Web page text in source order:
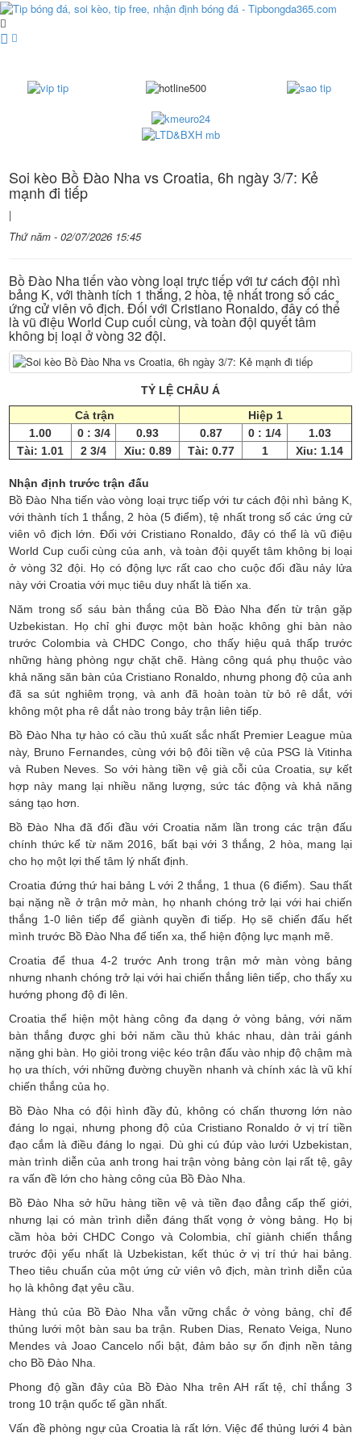
Soi kèo Bồ Đào Nha vs Croatia, 6h ngày 3/7: Kẻ
mạnh đi tiếp
|
Thứ năm - 02/07/2026 15:45
Bồ Đào Nha tiến vào vòng loại trực tiếp với tư cách đội nhì
bảng K, với thành tích 1 thắng, 2 hòa, tệ nhất trong số các
ứng cử viên vô địch. Đối với Cristiano Ronaldo, đây có thể
là vũ điệu World Cup cuối cùng, và toàn đội quyết tâm
không bị loại ở vòng 32 đội.
TỶ LỆ CHÂU Á
Cả trận
Hiệp 1
1.00
0 : 3/4 0.93 0.87 0 : 1/4
1.03
Tài: 1.01
2 3/4 Xỉu: 0.89 Tài: 0.77 1 Xỉu: 1.14
Nhận định trước trận đấu
Bồ Đào Nha tiến vào vòng loại trực tiếp với tư cách đội nhì bảng K,
với thành tích 1 thắng, 2 hòa (5 điểm), tệ nhất trong số các ứng cử
viên vô địch lớn. Đối với Cristiano Ronaldo, đây có thể là vũ điệu
World Cup cuối cùng của anh, và toàn đội quyết tâm không bị loại
ở vòng 32 đội. Họ có động lực rất cao cho cuộc đối đầu nảy lửa
này với Croatia với mục tiêu duy nhất là tiến xa.
Năm trong số sáu bàn thắng của Bồ Đào Nha đến từ trận gặp
Uzbekistan. Họ chỉ ghi được một bàn hoặc không ghi bàn nào
trước Colombia và CHDC Congo, cho thấy hiệu quả thấp trước
những hàng phòng ngự chặt chẽ. Hàng công quá phụ thuộc vào
khả năng săn bàn của Cristiano Ronaldo, nhưng phong độ của anh
đã sa sút nghiêm trọng, và anh đã hoàn toàn từ bỏ rê dắt, với
không một pha rê dắt nào trong bảy trận liên tiếp.
Bồ Đào Nha tự hào có cầu thủ xuất sắc nhất Premier League mùa
này, Bruno Fernandes, cùng với bộ đôi tiền vệ của PSG là Vitinha
và Ruben Neves. So với hàng tiền vệ già cỗi của Croatia, sự kết
hợp này mang lại nhiều năng lượng, sức tác động và khả năng
sáng tạo hơn.
Bồ Đào Nha đã đối đầu với Croatia năm lần trong các trận đấu
chính thức kể từ năm 2016, bất bại với 3 thắng, 2 hòa, mang lại
cho họ một lợi thế tâm lý nhất định.
Croatia đứng thứ hai bảng L với 2 thắng, 1 thua (6 điểm). Sau thất
bại nặng nề ở trận mở màn, họ nhanh chóng trở lại với hai chiến
thắng 1-0 liên tiếp để giành quyền đi tiếp. Họ sẽ chiến đấu hết
mình trước Bồ Đào Nha để tiến xa, thể hiện động lực mạnh mẽ.
Croatia để thua 4-2 trước Anh trong trận mở màn vòng bảng
nhưng nhanh chóng trở lại với hai chiến thắng liên tiếp, cho thấy xu
hướng phong độ đi lên.
Croatia thể hiện một hàng công đa dạng ở vòng bảng, với năm
bàn thắng được ghi bởi năm cầu thủ khác nhau, dàn trải gánh
nặng ghi bàn. Họ giỏi trong việc kéo trận đấu vào nhịp độ chậm mà
họ ưa thích, với những đường chuyền nhanh và chính xác là vũ khí
chiến thắng của họ.
Bồ Đào Nha có đội hình đầy đủ, không có chấn thương lớn nào
đáng lo ngại, nhưng phong độ của Cristiano Ronaldo ở vị trí tiền
đạo cắm là điều đáng lo ngại. Dù ghi cú đúp vào lưới Uzbekistan,
màn trình diễn của anh trong hai trận vòng bảng còn lại rất tệ, gây
ra vấn đề lớn cho hàng công của Bồ Đào Nha.
Bồ Đào Nha sở hữu hàng tiền vệ và tiền đạo đẳng cấp thế giới,
nhưng lại có màn trình diễn đáng thất vọng ở vòng bảng. Họ bị
cầm hòa bởi CHDC Congo và Colombia, chỉ giành chiến thắng
trước đội yếu nhất là Uzbekistan, kết thúc ở vị trí thứ hai bảng.
Theo tiêu chuẩn của một ứng cử viên vô địch, màn trình diễn của
họ là không đạt yêu cầu.
Hàng thủ của Bồ Đào Nha vẫn vững chắc ở vòng bảng, chỉ để
thủng lưới một bàn sau ba trận. Ruben Dias, Renato Veiga, Nuno
Mendes và Joao Cancelo nổi bật, đảm bảo sự ổn định nền tảng
cho Bồ Đào Nha.
Phong độ gần đây của Bồ Đào Nha trên AH rất tệ, chỉ thắng 3
trong 10 trận quốc tế gần nhất.
Vấn đề phòng ngự của Croatia là rất lớn. Việc để thủng lưới 4 bàn